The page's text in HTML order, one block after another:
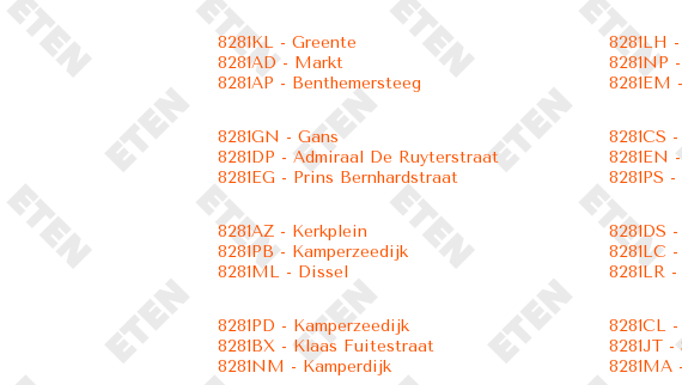
8281KL - Greente
8281AD - Markt
8281AP - Benthemersteeg
8281LH
8281NP
8281EM
8281GN - Gans
8281DP - Admiraal De Ruyterstraat
8281EG - Prins Bernhardstraat
8281CS
8281EN
8281PS
8281AZ - Kerkplein
8281PB - Kamperzeedijk
8281ML - Dissel
8281DS
8281LC
8281LR
8281PD - Kamperzeedijk
8281BX - Klaas Fuitestraat
8281NM - Kamperdijk
8281CL
8281JT
8281MA